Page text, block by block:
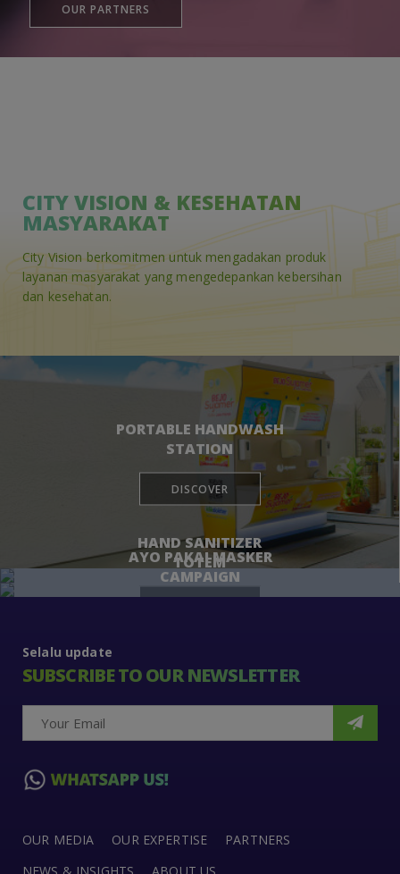
OUR PARTNERS
CITY VISION & KESEHATAN
MASYARAKAT
City Vision berkomitmen untuk mengadakan produk
layanan masyarakat yang mengedepankan kebersihan
dan kesehatan.
PORTABLE HANDWASH
STATION
DISCOVER
HAND SANITIZER
TOTEM
AYO PAKAI MASKER
CAMPAIGN
Selalu update
SUBSCRIBE TO OUR NEWSLETTER
OUR MEDIA OUR EXPERTISE
PARTNERS